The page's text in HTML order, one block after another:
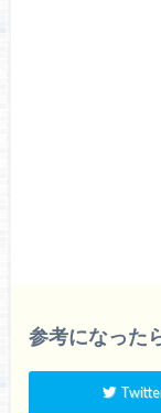
参考になった